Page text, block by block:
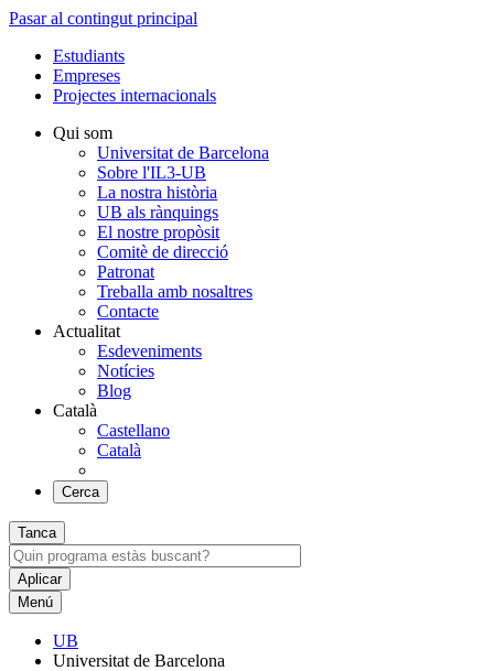
Pasar al contingut principal
Estudiants
Empreses
Projectes internacionals
Qui som
Universitat de Barcelona
Sobre l'IL3-UB
La nostra història
UB als rànquings
El nostre propòsit
Comitè de direcció
Patronat
Treballa amb nosaltres
Contacte
Actualitat
Esdeveniments
Notícies
Blog
Català
Castellano
Català
Cerca
Tanca
Menú
UB
Universitat de Barcelona